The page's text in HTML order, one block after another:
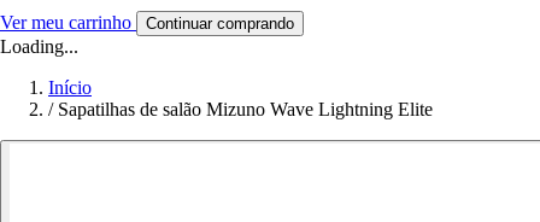
Ver meu carrinho Continuar comprando
Loading...
Início
/ Sapatilhas de salão Mizuno Wave Lightning Elite